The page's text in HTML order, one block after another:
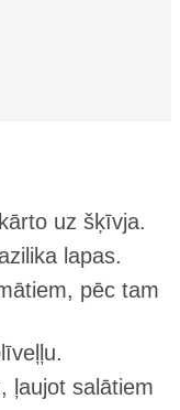
uz šķīvja.
lapas.
pēc tam
ļaujot salātiem